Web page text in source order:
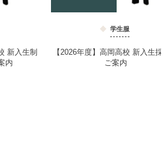
新入生制
内
学生服
【2026年度】高岡高校 新入生採
ご案内